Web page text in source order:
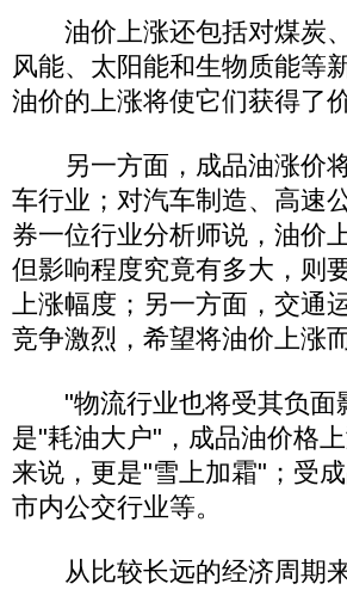
油价上涨还包括对煤炭、
风能、太阳能和生物质能等
油价的上涨将使它们获得了
另一方面，成品油涨价将
车行业；对汽车制造、高速
券一位行业分析师说，油价
但影响程度究竟有多大，则
上涨幅度；另一方面，交通
竞争激烈，希望将油价上涨
"物流行业也将受其负面
是"耗油大户"，成品油价格
来说，更是"雪上加霜"；受
市内公交行业等。
从比较长远的经济周期来